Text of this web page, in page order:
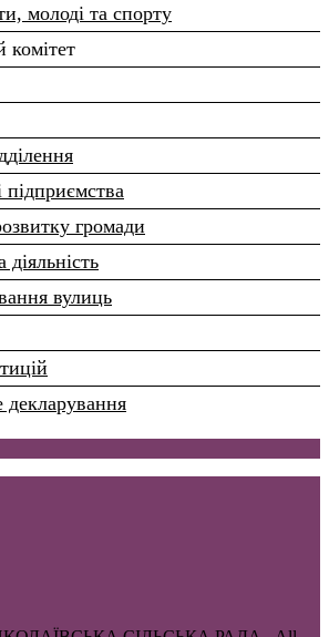
молоді та спорту
комітет
громади
діяльність
вулиць
декларування